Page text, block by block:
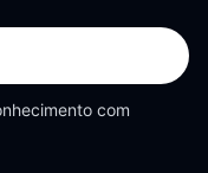
com